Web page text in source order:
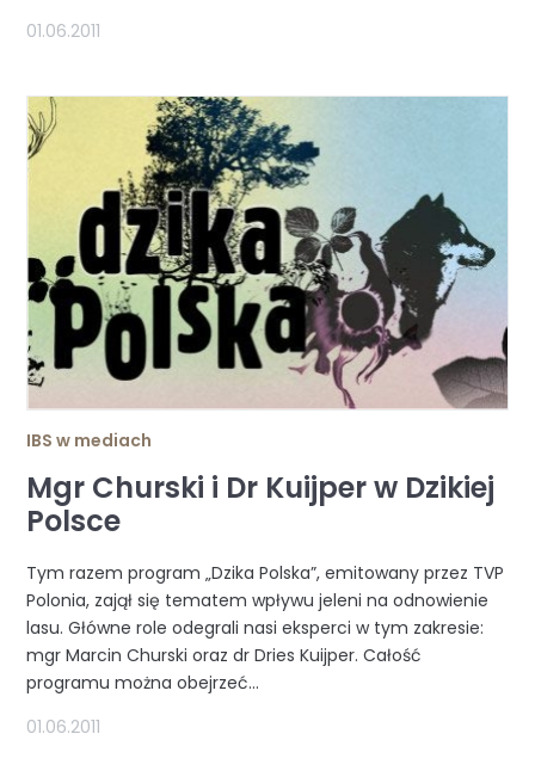
01.06.2011
IBS w mediach
Mgr Churski i Dr Kuijper w Dzikiej
Polsce
Tym razem program „Dzika Polska”, emitowany przez TVP
Polonia, zajął się tematem wpływu jeleni na odnowienie
lasu. Główne role odegrali nasi eksperci w tym zakresie:
mgr Marcin Churski oraz dr Dries Kuijper. Całość
programu można obejrzeć...
01.06.2011